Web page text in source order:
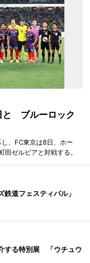
と ブルーロック
、FC東京は8日、ホー
ゼルビアと対戦する。
鉄道フェスティバル」
する特別展 「ウチュウ